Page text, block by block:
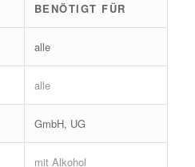
BENÖTIGT FÜR
alle
alle
GmbH, UG
mit Alkohol